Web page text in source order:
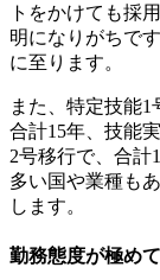
トをかけても採
明になりがちで
に至ります。
また、特定技能1
合計15年、技能
2号移行で、合計
多い国や業種も
します。
勤務態度が極め